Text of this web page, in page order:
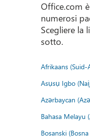
Office.com
numerosi
Scegliere la
sotto.
Afrikaans (Suid-
Asụsụ Igbo
Azərbaycan
Bahasa Melayu
Bosanski